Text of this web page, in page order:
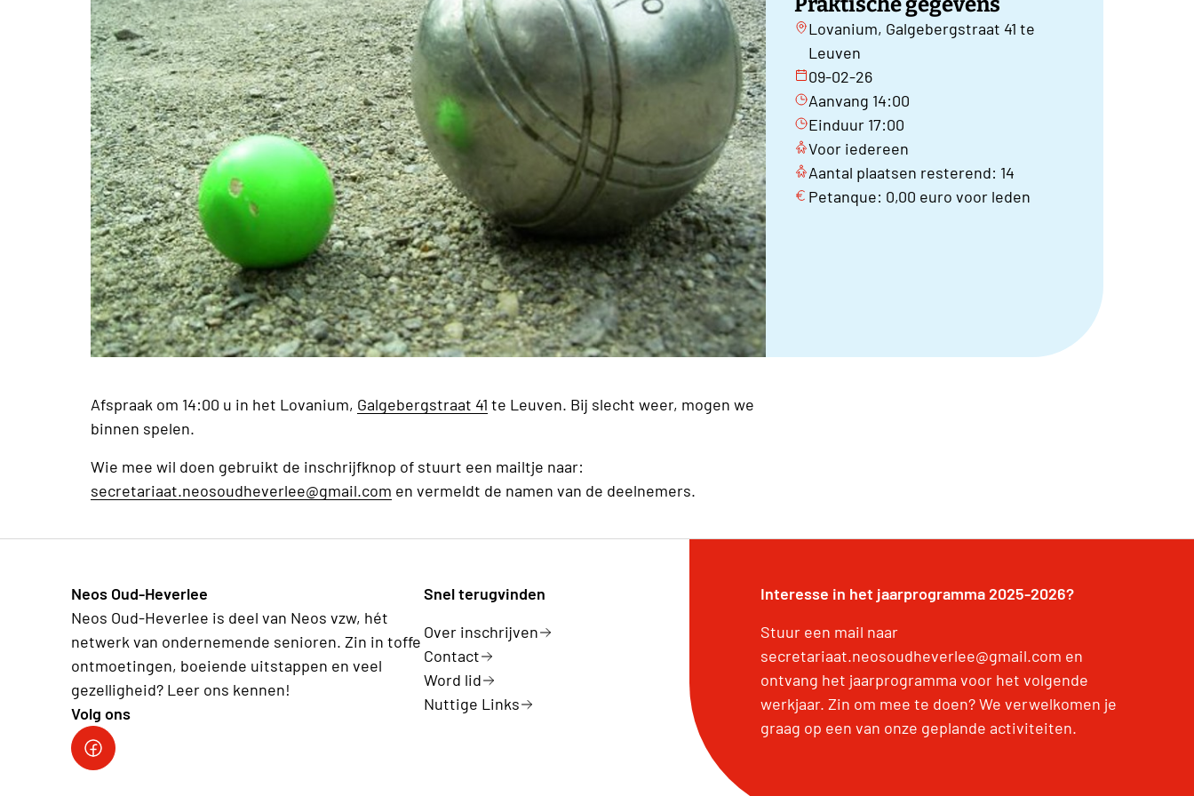
Lovanium, Galgebergstraat 41 te
Leuven
09-02-26
Aanvang 14:00
Einduur 17:00
Voor iedereen
Aantal plaatsen resterend: 14
Petanque: 0,00 euro voor leden
Afspraak om 14:00 u in het Lovanium, Galgebergstraat 41 te Leuven. Bij slecht weer, mogen we
binnen spelen.
Wie mee wil doen gebruikt de inschrijfknop of stuurt een mailtje naar:
secretariaat.neosoudheverlee@gmail.com en vermeldt de namen van de deelnemers.
Neos Oud-Heverlee
Neos Oud-Heverlee is deel van Neos vzw, hét
netwerk van ondernemende senioren. Zin in toffe
ontmoetingen, boeiende uitstappen en veel
gezelligheid? Leer ons kennen!
Volg ons
Facebook
Snel terugvinden
Over inschrijven
Contact
Word lid
Nuttige Links
Interesse in het jaarprogramma 2025-2026?
Stuur een mail naar
secretariaat.neosoudheverlee@gmail.com en
ontvang het jaarprogramma voor het volgende
werkjaar. Zin om mee te doen? We verwelkomen je
graag op een van onze geplande activiteiten.